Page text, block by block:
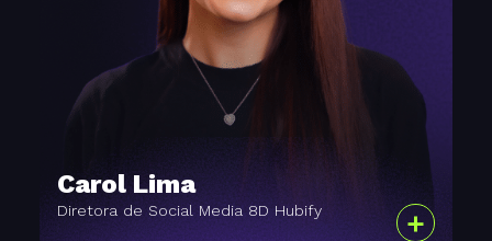
Carol Lima
Diretora de Social Media 8D Hubify +